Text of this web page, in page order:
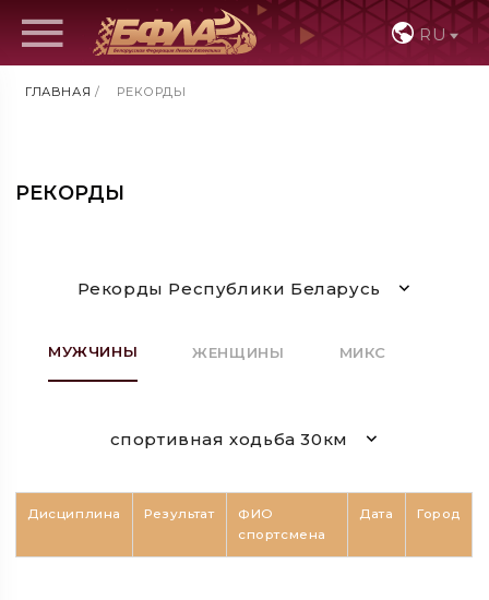
RU
ГЛАВНАЯ / РЕКОРДЫ
РЕКОРДЫ
Рекорды Республики Беларусь
МУЖЧИНЫ ЖЕНЩИНЫ МИКС
спортивная ходьба 30км
Дисциплина Результат
ФИО
спортсмена
Дата Город